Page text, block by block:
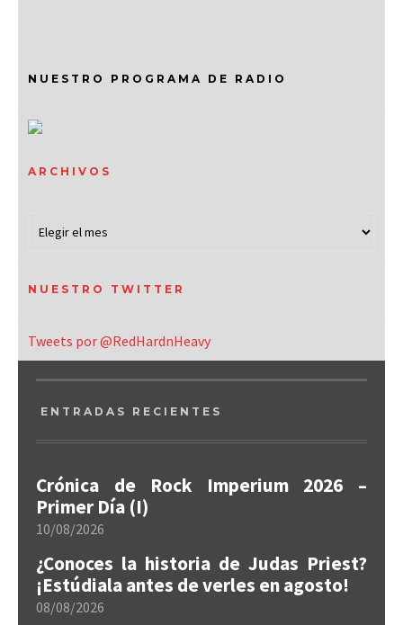
NUESTRO PROGRAMA DE RADIO
ARCHIVOS
NUESTRO TWITTER
Tweets por @RedHardnHeavy
ENTRADAS RECIENTES
Crónica de Rock Imperium 2026 –
Primer Día (I)
10/08/2026
¿Conoces la historia de Judas Priest?
¡Estúdiala antes de verles en agosto!
08/08/2026